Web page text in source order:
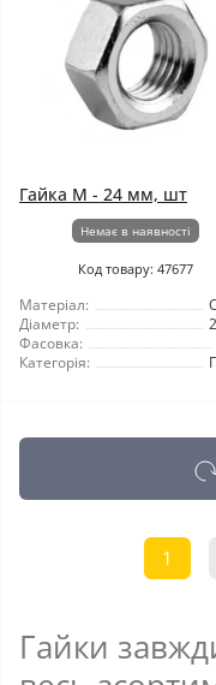
Гайка М - 24 мм, шт
Немає в наявності
Код товару: 47677
Матеріал:
Діаметр:
Фасовка:
Категорія:
1
Гайки